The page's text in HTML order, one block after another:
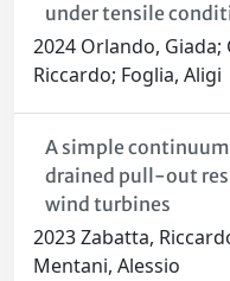
under tensile
2024 Orlando, Giada;
Riccardo; Foglia, Aligi
A simple
drained pull-out
wind turbines
2023 Zabatta,
Mentani, Alessio